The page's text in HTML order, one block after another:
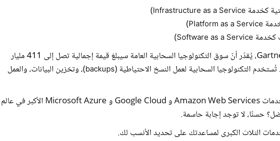
Infrastructure as a Service
)
Platform as a Service
)
كخدمة Software as a Service
)
وفقًا لتقرير Gartner Survey، يُقدّر أنّ سوق التكنولوجيا السحابية العامة سيبلغ قيمة إجمالية تصل إلى 411 مليار
backups)، وتخزين البيانات، والعمل
في الوقت الحالي، تعد خدمات Amazon Web Services و Google Cloud و Microsoft Azure الأكبر في عالم
حسنًا، لا توجد إجابة حاسمة.
الثلاث الكبرى لمساعدتك على تحديد الأنسب لك.